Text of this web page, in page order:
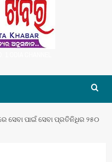
ସେବା ପାଇଁ ସେବା ପ୍ରତିନିଧିର ୨୫୦